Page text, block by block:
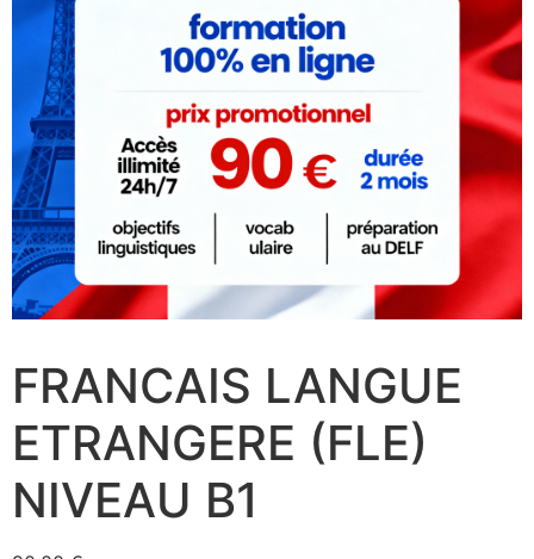
FRANCAIS LANGUE
ETRANGERE (FLE)
NIVEAU B1